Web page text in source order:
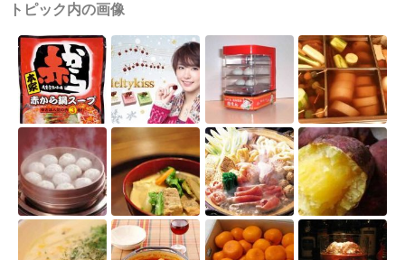
トピック内の画像